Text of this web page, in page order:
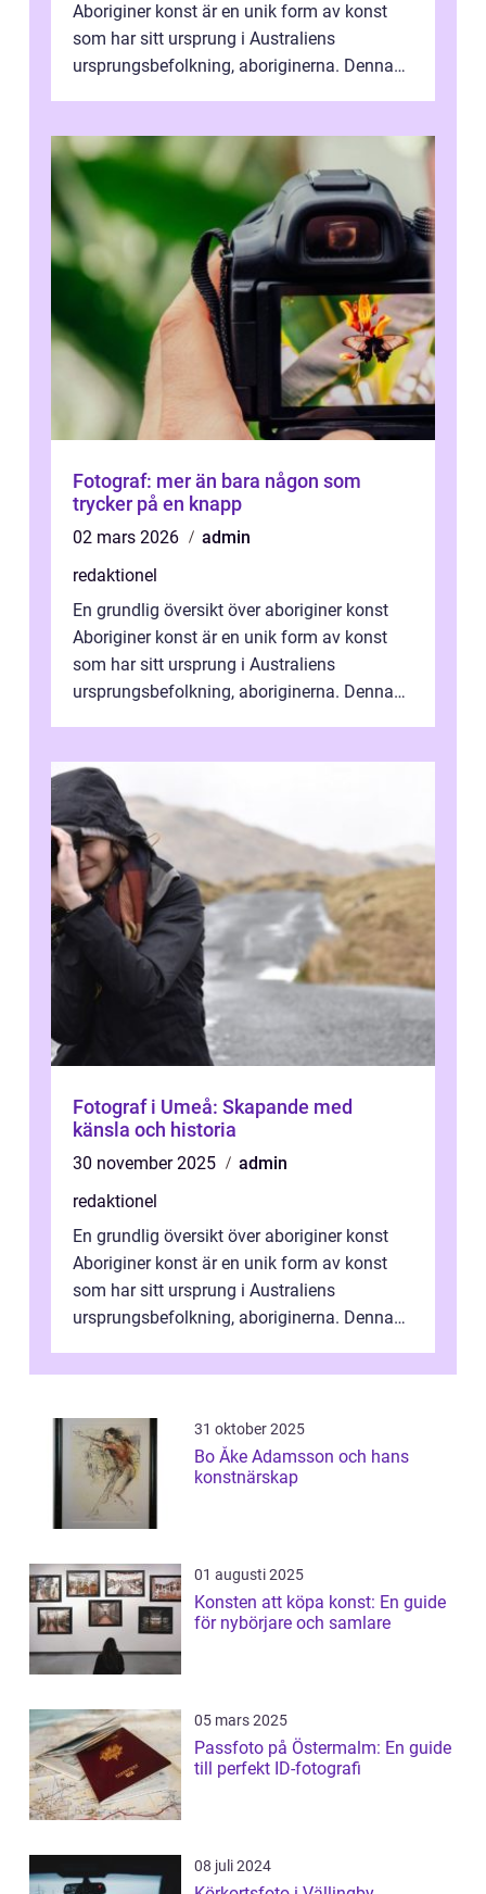
Aboriginer konst är en unik form av konst
som har sitt ursprung i Australiens
ursprungsbefolkning, aboriginerna. Denna
Fotograf: mer än bara någon som
trycker på en knapp
02 mars 2026
admin
redaktionel
En grundlig översikt över aboriginer konst
Aboriginer konst är en unik form av konst
som har sitt ursprung i Australiens
ursprungsbefolkning, aboriginerna. Denna
Fotograf i Umeå: Skapande med
känsla och historia
30 november 2025
admin
redaktionel
En grundlig översikt över aboriginer konst
Aboriginer konst är en unik form av konst
som har sitt ursprung i Australiens
ursprungsbefolkning, aboriginerna. Denna
31 oktober 2025
Bo Åke Adamsson och hans
konstnärskap
01 augusti 2025
Konsten att köpa konst: En guide
för nybörjare och samlare
05 mars 2025
Passfoto på Östermalm: En guide
till perfekt ID-fotografi
08 juli 2024